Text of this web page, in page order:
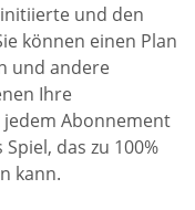
und den
können einen Plan
und andere
Ihre
Abonnement
das zu 100%
kann.